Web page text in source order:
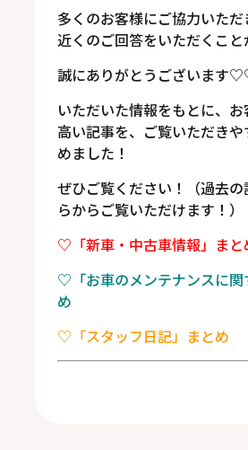
多くのお客様にご協力いた
近くのご回答をいただくこと
誠にありがとうございます
いただいた情報をもとに、
高い記事を、ご覧いただき
めました！
ぜひご覧ください！（過去
らからご覧いただけます！）
♡「新車・中古車情報」まと
♡「お車のメンテナンスに関
め
♡「スタッフ日記」まとめ